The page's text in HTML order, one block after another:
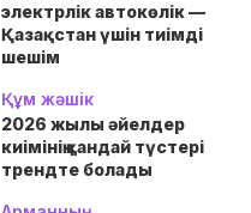
электрлік автокөлік —
Қазақстан үшін тиімді
шешім
Құм жәшік
2026 жылы әйелдер
киімінің қандай түстері
трендте болады